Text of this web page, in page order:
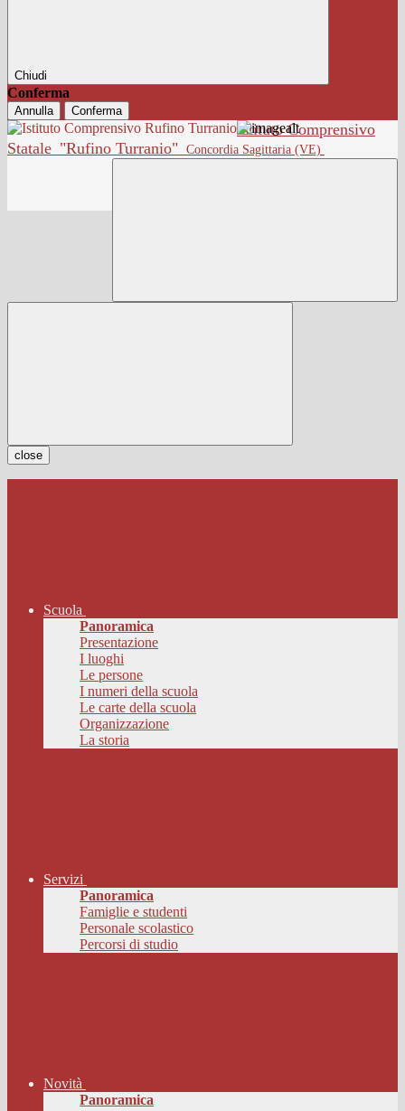
Chiudi
Conferma
Annulla Conferma
Istituto Comprensivo
Statale "Rufino Turranio" Concordia Sagittaria (VE)
close
Scuola
Panoramica
Presentazione
I luoghi
Le persone
I numeri della scuola
Le carte della scuola
Organizzazione
La storia
Servizi
Panoramica
Famiglie e studenti
Personale scolastico
Percorsi di studio
Novità
Panoramica